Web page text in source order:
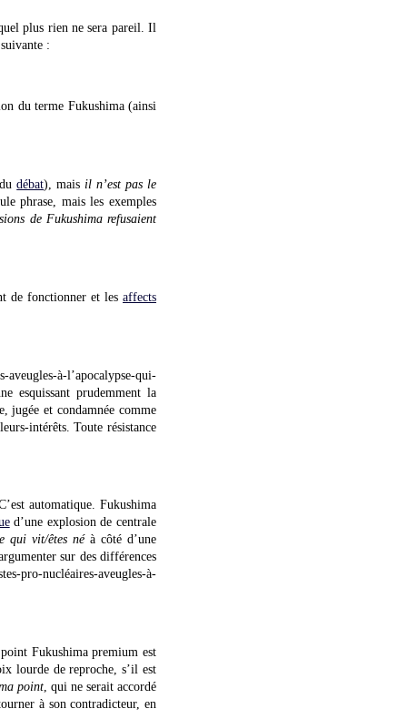
plus rien ne sera pareil. Il
:
du terme Fukushima (ainsi
dudébat), mais il n’est pas le
phrase, mais les exemples
de Fukushima refusaient
de fonctionner et lesaffects
à-l’apocalypse-qui-
esquissant prudemment la
jugée et condamnée comme
intérêts. Toute résistance
automatique. Fukushima
d’une explosion de centrale
qui vit/êtes néà côté d’une
sur des différences
pro-nucléaires-aveugles-à-
Fukushima premium est
lourde de reproche, s’il est
point , qui ne serait accordé
à son contradicteur, en